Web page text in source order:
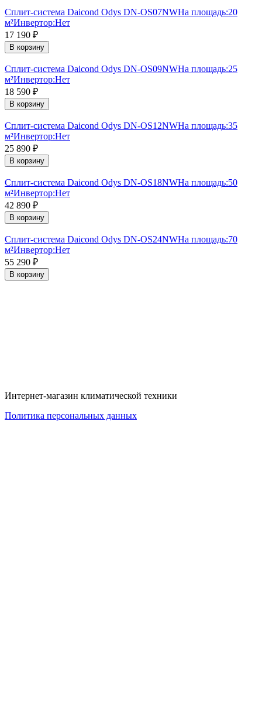
Сплит-система Daicond Odys DN-OS07NWНа площадь:20
м²Инвертор:Нет
17 190 ₽
В корзину
Сплит-система Daicond Odys DN-OS09NWНа площадь:25
м²Инвертор:Нет
18 590 ₽
В корзину
Сплит-система Daicond Odys DN-OS12NWНа площадь:35
м²Инвертор:Нет
25 890 ₽
В корзину
Сплит-система Daicond Odys DN-OS18NWНа площадь:50
м²Инвертор:Нет
42 890 ₽
В корзину
Сплит-система Daicond Odys DN-OS24NWНа площадь:70
м²Инвертор:Нет
55 290 ₽
В корзину
Интернет-магазин климатической техники
Политика персональных данных